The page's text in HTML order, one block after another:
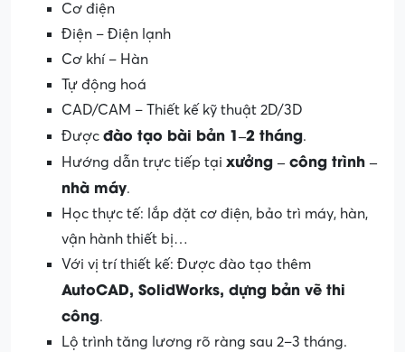
Cơ điện
Điện – Điện lạnh
Cơ khí – Hàn
Tự động hoá
CAD/CAM – Thiết kế kỹ thuật 2D/3D
Được đào tạo bài bản 1–2 tháng.
Hướng dẫn trực tiếp tại xưởng – công trình –
nhà máy.
Học thực tế: lắp đặt cơ điện, bảo trì máy, hàn,
vận hành thiết bị…
Với vị trí thiết kế: Được đào tạo thêm
AutoCAD, SolidWorks, dựng bản vẽ thi
công.
Lộ trình tăng lương rõ ràng sau 2–3 tháng.